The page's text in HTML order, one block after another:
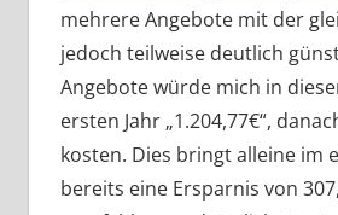
mehrere Angebote mit der
jedoch teilweise deutlich
Angebote würde mich in
ersten Jahr „1.204,77€“,
kosten. Dies bringt alleine im
bereits eine Ersparnis von